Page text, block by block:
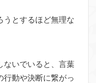
うとするほど無理な
ないでいると、言葉
行動や決断に繋がっ